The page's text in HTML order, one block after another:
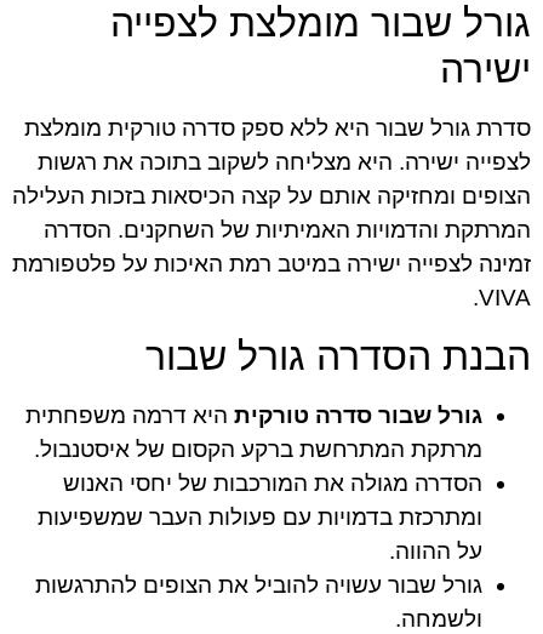
גורל שבור מומלצת לצפייה
ישירה
סדרת גורל שבור היא ללא ספק סדרה טורקית מומלצת
לצפייה ישירה. היא מצליחה לשקוב בתוכה את רגשות
הצופים ומחזיקה אותם על קצה הכיסאות בזכות העלילה
המרתקת והדמויות האמיתיות של השחקנים. הסדרה
זמינה לצפייה ישירה במיטב רמת האיכות על פלטפורמת
VIVA.
הבנת הסדרה גורל שבור
גורל שבור סדרה טורקית היא דרמה משפחתית
מרתקת המתרחשת ברקע הקסום של איסטנבול.
הסדרה מגולה את המורכבות של יחסי האנוש
ומתרכזת בדמויות עם פעולות העבר שמשפיעות
על ההווה.
גורל שבור עשויה להוביל את הצופים להתרגשות
ולשמחה.